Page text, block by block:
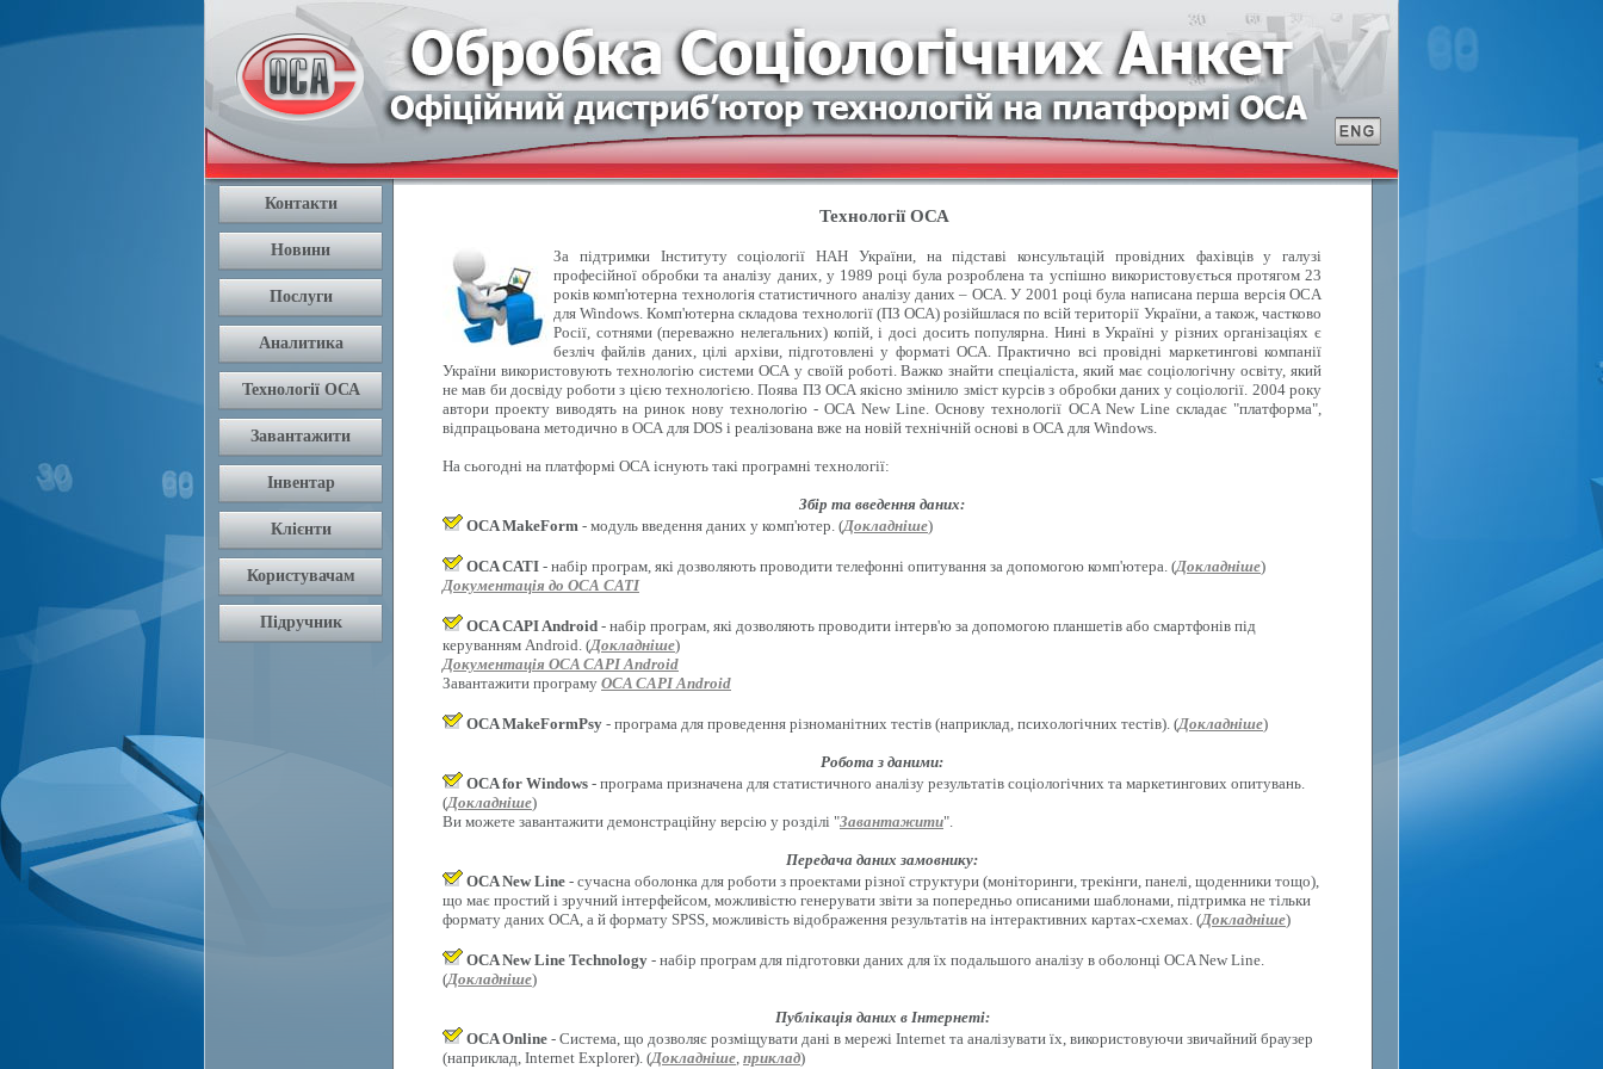
Технології ОСА
За підтримки Інституту соціології НАН України, на підставі консультацій провідних фахівців у галузі
професійної обробки та аналізу даних, у 1989 році була розроблена та успішно використовується протягом 23
років комп'ютерна технологія статистичного аналізу даних – ОСА. У 2001 році була написана перша версія OCA
для Windows. Комп'ютерна складова технології (ПЗ ОСА) розійшлася по всій території України, а також, частково
Росії, сотнями (переважно нелегальних) копій, і досі досить популярна. Нині в Україні у різних організаціях є
безліч файлів даних, цілі архіви, підготовлені у форматі ОСА. Практично всі провідні маркетингові компанії
України використовують технологію системи ОСА у своїй роботі. Важко знайти спеціаліста, який має соціологічну освіту, який
не мав би досвіду роботи з цією технологією. Поява ПЗ ОСА якісно змінило зміст курсів з обробки даних у соціології. 2004 року
автори проекту виводять на ринок нову технологію - ОСА New Line. Основу технології OCA New Line складає "платформа",
відпрацьована методично в ОСА для DOS і реалізована вже на новій технічній основі в ОСА для Windows.
На сьогодні на платформі ОСА існують такі програмні технології:
Збір та введення даних:
OCA MakeForm - модуль введення даних у комп'ютер. (Докладніше)
OCA CATI - набір програм, які дозволяють проводити телефонні опитування за допомогою комп'ютера. (Докладніше)
Документація до ОСА CATI
OCA CAPI Android - набір програм, які дозволяють проводити інтерв'ю за допомогою планшетів або смартфонів під
керуванням Android. (Докладніше)
Документація OCA CAPI Android
Завантажити програму OCA CAPI Android
OCA MakeFormPsy - програма для проведення різноманітних тестів (наприклад, психологічних тестів). (Докладніше)
Робота з даними:
OCA for Windows - програма призначена для статистичного аналізу результатів соціологічних та маркетингових опитувань.
(Докладніше)
Ви можете завантажити демонстраційну версію у розділі "Завантажити".
Передача даних замовнику:
OCA New Line - сучасна оболонка для роботи з проектами різної структури (моніторинги, трекінги, панелі, щоденники тощо),
що має простий і зручний інтерфейсом, можливістю генерувати звіти за попередньо описаними шаблонами, підтримка не тільки
формату даних ОСА, а й формату SPSS, можливість відображення результатів на інтерактивних картах-схемах. (Докладніше)
OCA New Line Technology - набір програм для підготовки даних для їх подальшого аналізу в оболонці OCA New Line.
(Докладніше)
Публікація даних в Інтернеті:
OCA Online - Система, що дозволяє розміщувати дані в мережі Internet та аналізувати їх, використовуючи звичайний браузер
(наприклад, Internet Explorer). (Докладніше, приклад)